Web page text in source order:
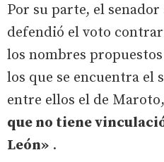
Por su parte, el
defendió el voto
los nombres
los que se encuentra el
entre ellos el de Maroto,
que no tiene
León» .